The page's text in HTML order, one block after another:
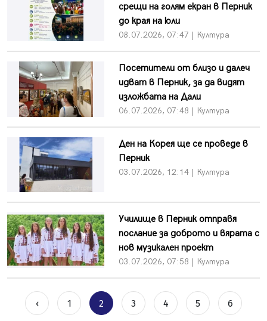
срещи на голям екран в Перник
до края на юли
08.07.2026, 07:47 | Култура
Посетители от близо и далеч
идват в Перник, за да видят
изложбата на Дали
06.07.2026, 07:48 | Култура
Ден на Корея ще се проведе в
Перник
03.07.2026, 12:14 | Култура
Училище в Перник отправя
послание за доброто и вярата с
нов музикален проект
03.07.2026, 07:58 | Култура
‹ 1 2 3 4 5 6